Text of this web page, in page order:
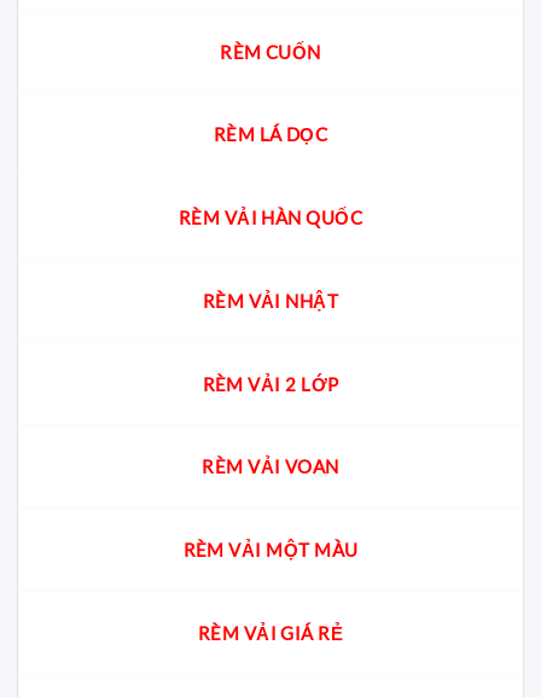
RÈM CUỐN
RÈM LÁ DỌC
RÈM VẢI HÀN QUỐC
RÈM VẢI NHẬT
RÈM VẢI 2 LỚP
RÈM VẢI VOAN
RÈM VẢI MỘT MÀU
RÈM VẢI GIÁ RẺ